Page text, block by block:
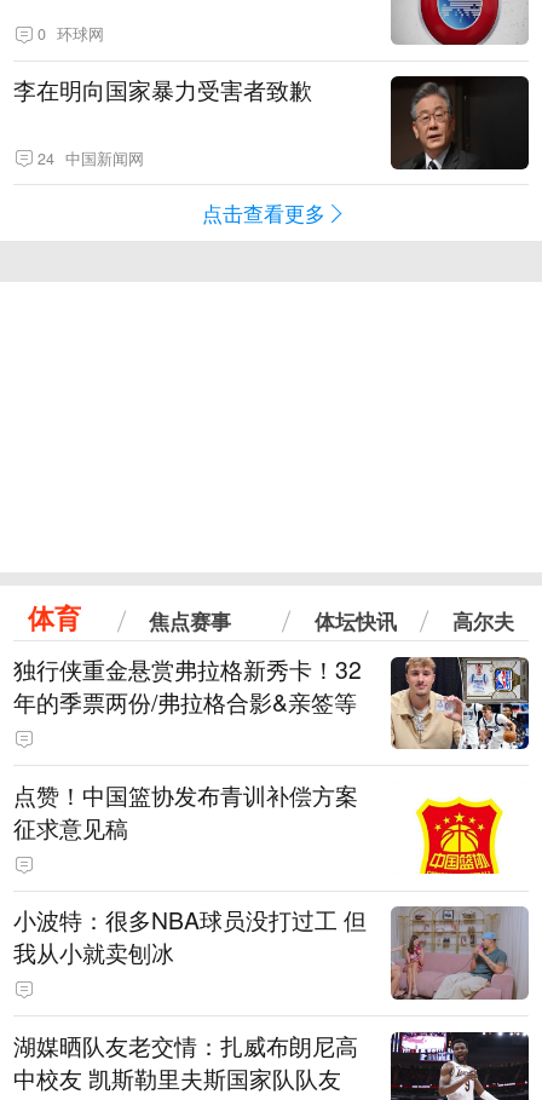
0 环球网
李在明向国家暴力受害者致歉
24 中国新闻网
点击查看更多
体育 焦点赛事 体坛快讯 高尔夫
独行侠重金悬赏弗拉格新秀卡！32
年的季票两份/弗拉格合影&亲签等
点赞！中国篮协发布青训补偿方案
征求意见稿
小波特：很多NBA球员没打过工 但
我从小就卖刨冰
湖媒晒队友老交情：扎威布朗尼高
中校友 凯斯勒里夫斯国家队队友